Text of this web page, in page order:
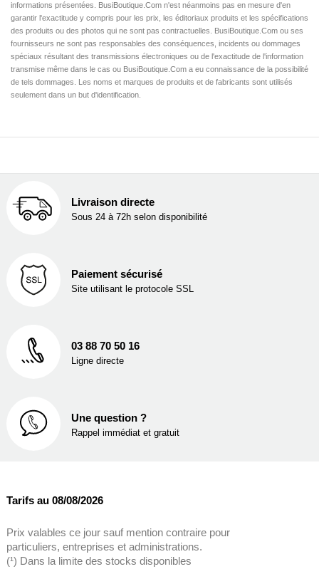
informations présentées. BusiBoutique.Com n'est néanmoins pas en mesure d'en
garantir l'exactitude y compris pour les prix, les éditoriaux produits et les spécifications
des produits ou des photos qui ne sont pas contractuelles. BusiBoutique.Com ou ses
fournisseurs ne sont pas responsables des conséquences, incidents ou dommages
spéciaux résultant des transmissions électroniques ou de l'exactitude de l'information
transmise même dans le cas ou BusiBoutique.Com a eu connaissance de la possibilité
de tels dommages. Les noms et marques de produits et de fabricants sont utilisés
seulement dans un but d'identification.
Livraison directe
Sous 24 à 72h selon disponibilité
Paiement sécurisé
Site utilisant le protocole SSL
03 88 70 50 16
Ligne directe
Une question ?
Rappel immédiat et gratuit
Tarifs au 08/08/2026
Prix valables ce jour sauf mention contraire pour
particuliers, entreprises et administrations.
(¹) Dans la limite des stocks disponibles